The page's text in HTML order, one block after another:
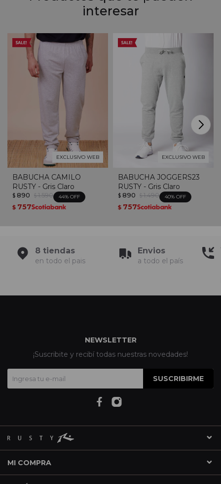
interesar
EXCLUSIVO WEB
BABUCHA CAMILO
RUSTY - Gris Claro
$ 890 $ 1.590 44
$ 757
EXCLUSIVO WEB
BABUCHA JOGGERS23
RUSTY - Gris Claro
$ 890 $ 1.490 40
$ 757
8 tiendas
en todo el pais
Envios
a todo el país
MI COMPRA
NEWSLETTER
¡Suscribite y recibí todas nuestras novedades!
SUSCRIBIRME